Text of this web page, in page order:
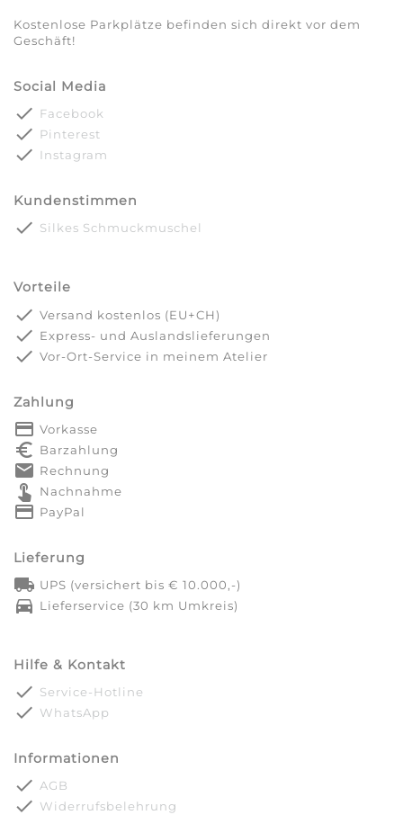
Kostenlose Parkplätze befinden sich direkt vor dem
Geschäft!
Social Media
done Facebook
done Pinterest
done Instagram
Kundenstimmen
done Silkes Schmuckmuschel
Vorteile
done Versand kostenlos (EU+CH)
done Express- und Auslandslieferungen
done Vor-Ort-Service in meinem Atelier
Zahlung
payment Vorkasse
euro_symbol Barzahlung
markunread Rechnung
touch_app Nachnahme
credit_card PayPal
Lieferung
local_shipping UPS (versichert bis € 10.000,-)
directions_car Lieferservice (30 km Umkreis)
Hilfe & Kontakt
done Service-Hotline
done WhatsApp
Informationen
done AGB
done Widerrufsbelehrung